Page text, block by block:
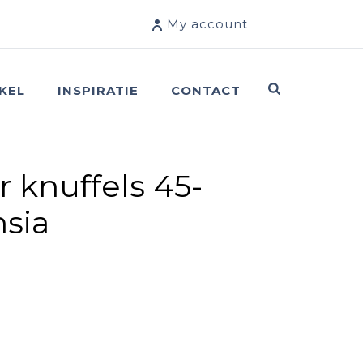
My account
INSPIRATIE CONTACT
knuffels 45-